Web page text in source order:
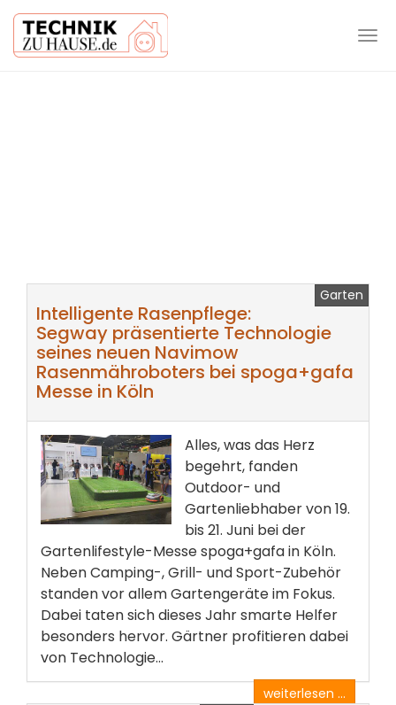
Garten
Intelligente Rasenpflege:
Segway präsentierte Technologie
seines neuen Navimow
Rasenmähroboters bei spoga+gafa
Messe in Köln
Alles, was das Herz
begehrt, fanden
Outdoor- und
Gartenliebhaber von 19.
bis 21. Juni bei der
Gartenlifestyle-Messe spoga+gafa in Köln.
Neben Camping-, Grill- und Sport-Zubehör
standen vor allem Gartengeräte im Fokus.
Dabei taten sich dieses Jahr smarte Helfer
besonders hervor. Gärtner profitieren dabei
von Technologie...
weiterlesen ...